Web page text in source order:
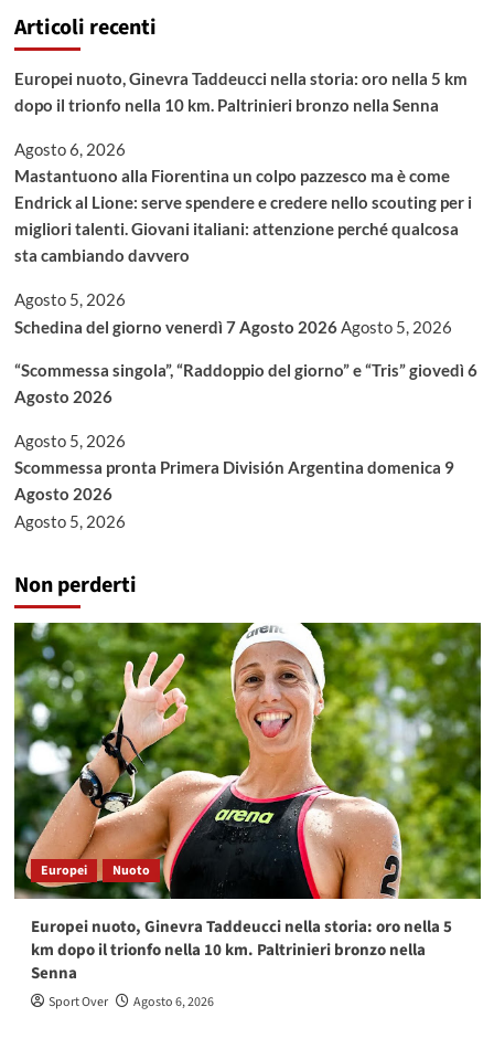
Articoli recenti
Europei nuoto, Ginevra Taddeucci nella storia: oro nella 5 km
dopo il trionfo nella 10 km. Paltrinieri bronzo nella Senna
Agosto 6, 2026
Mastantuono alla Fiorentina un colpo pazzesco ma è come
Endrick al Lione: serve spendere e credere nello scouting per i
migliori talenti. Giovani italiani: attenzione perché qualcosa
sta cambiando davvero
Agosto 5, 2026
Schedina del giorno venerdì 7 Agosto 2026Agosto 5, 2026
“Scommessa singola”, “Raddoppio del giorno” e “Tris” giovedì 6
Agosto 2026
Agosto 5, 2026
Scommessa pronta Primera División Argentina domenica 9
Agosto 2026
Agosto 5, 2026
Non perderti
Europei Nuoto
Europei nuoto, Ginevra Taddeucci nella storia: oro nella 5
km dopo il trionfo nella 10 km. Paltrinieri bronzo nella
Senna
Sport Over Agosto 6, 2026